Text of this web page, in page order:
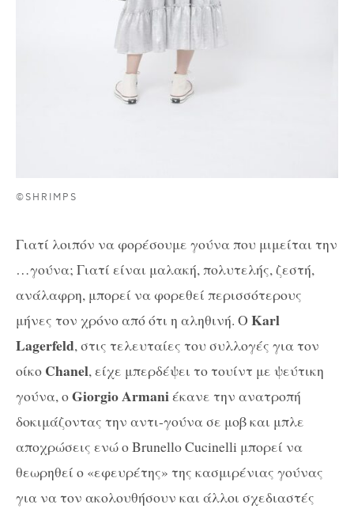
©SHRIMPS
Γιατί λοιπόν να φορέσουμε γούνα που μιμείται την
…γούνα; Γιατί είναι μαλακή, πολυτελής, ζεστή,
ανάλαφρη, μπορεί να φορεθεί περισσότερους
μήνες τον χρόνο από ότι η αληθινή. Ο Karl
Lagerfeld, στις τελευταίες του συλλογές για τον
οίκο Chanel, είχε μπερδέψει το τουίντ με ψεύτικη
γούνα, οGiorgio Armaniέκανε την ανατροπή
δοκιμάζοντας την αντι-γούνα σε μοβ και μπλε
αποχρώσεις ενώ ο Brunello Cucinelli μπορεί να
θεωρηθεί ο «εφευρέτης» της κασμιρένιας γούνας
για να τον ακολουθήσουν και άλλοι σχεδιαστές